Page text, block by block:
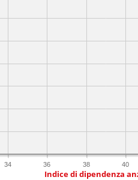
34 36 38 40
Indice di dipendenza